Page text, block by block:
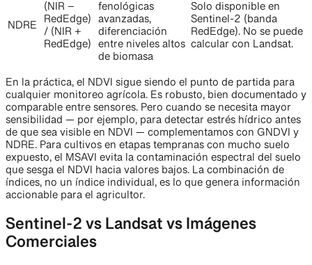
NDRE
(NIR −
RedEdge)
/ (NIR +
RedEdge)
fenológicas
avanzadas,
diferenciación
entre niveles altos
de biomasa
Solo disponible en
Sentinel-2 (banda
RedEdge). No se puede
calcular con Landsat.
En la práctica, el NDVI sigue siendo el punto de partida para
cualquier monitoreo agrícola. Es robusto, bien documentado y
comparable entre sensores. Pero cuando se necesita mayor
sensibilidad — por ejemplo, para detectar estrés hídrico antes
de que sea visible en NDVI — complementamos con GNDVI y
NDRE. Para cultivos en etapas tempranas con mucho suelo
expuesto, el MSAVI evita la contaminación espectral del suelo
que sesga el NDVI hacia valores bajos. La combinación de
índices, no un índice individual, es lo que genera información
accionable para el agricultor.
Sentinel-2 vs Landsat vs Imágenes
Comerciales